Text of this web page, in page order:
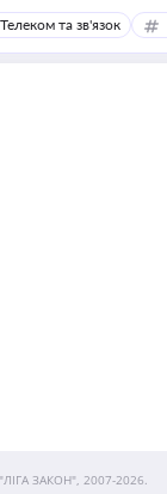
Телеком та зв'язок
ЗАКОН", 2007-2026.